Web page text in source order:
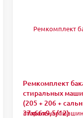
Ремкомплект
стиральных
(205 + 206 +
37x66x9,5/12)